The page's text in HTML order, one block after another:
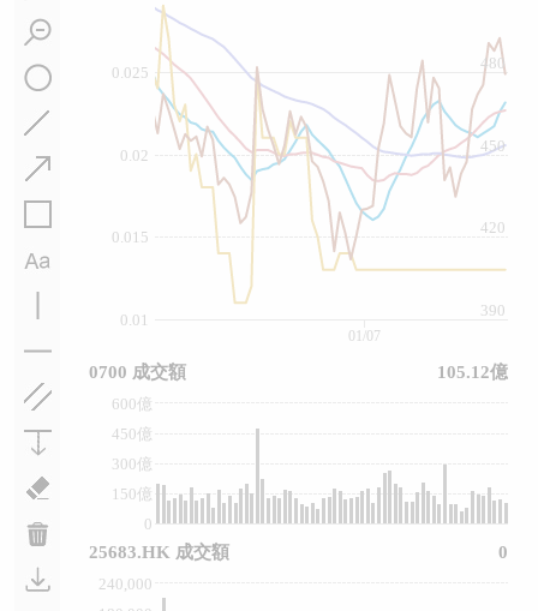
0.01
0.015
0.02
0.025
480
390
420
450
0
150億
300億
450億
600億
240,000
01/07
0700 成交額 105.12億
25683.HK 成交額 0